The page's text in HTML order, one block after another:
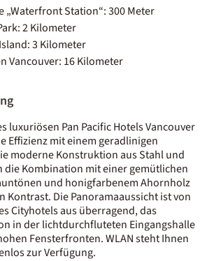
„Waterfront Station“: 300 Meter
2 Kilometer
3 Kilometer
Vancouver: 16 Kilometer
luxuriösen Pan Pacific Hotels Vancouver
Effizienz mit einem geradlinigen
moderne Konstruktion aus Stahl und
die Kombination mit einer gemütlichen
und honigfarbenem Ahornholz
Kontrast. Die Panoramaaussicht ist von
Cityhotels aus überragend, das
in der lichtdurchfluteten Eingangshalle
Fensterfronten. WLAN steht Ihnen
zur Verfügung.